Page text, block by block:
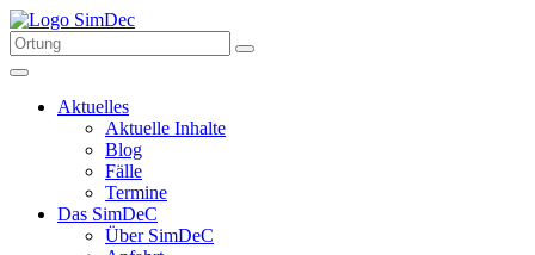
Aktuelles
Aktuelle Inhalte
Blog
Fälle
Termine
Das SimDeC
Über SimDeC